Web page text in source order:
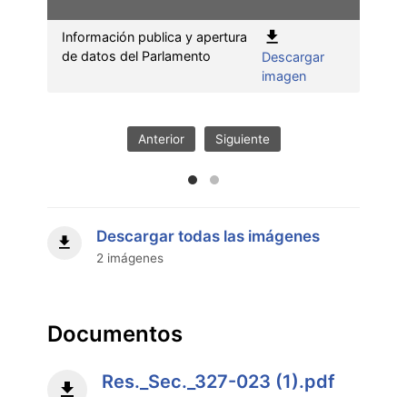
Información publica y apertura
de datos del Parlamento
Descargar
imagen:
Anterior Siguiente
Descargar todas las imágenes
2 imágenes
Documentos
Res._Sec._327-023 (1).pdf